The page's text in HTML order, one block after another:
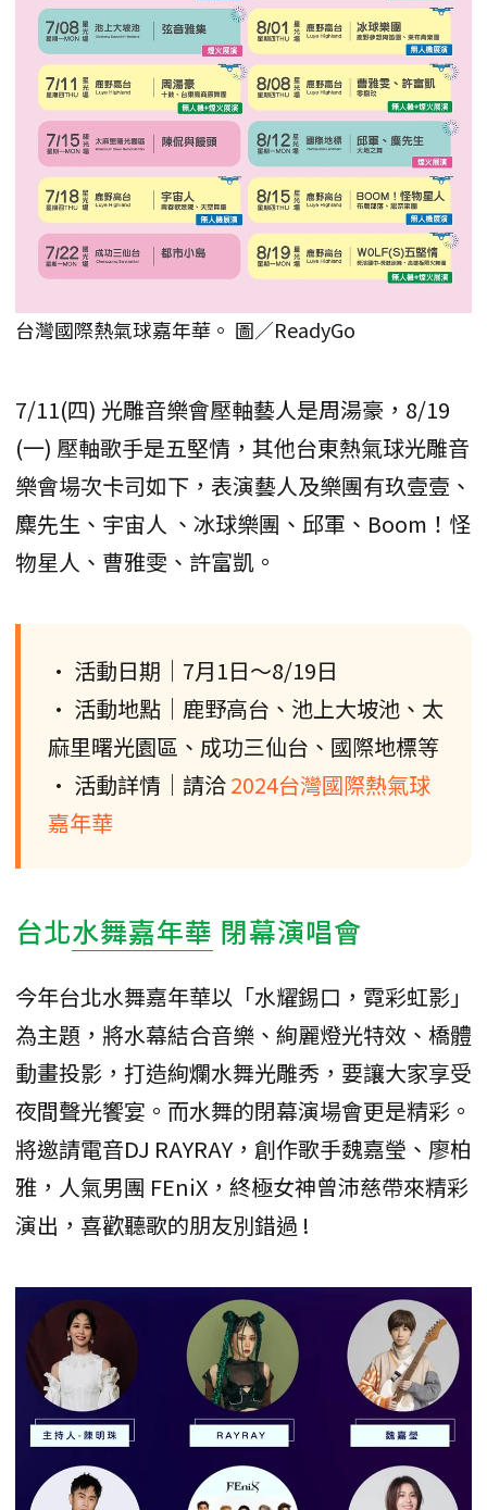
台灣國際熱氣球嘉年華。 圖／ReadyGo
7/11(四) 光雕音樂會壓軸藝人是周湯豪，8/19
(一) 壓軸歌手是五堅情，其他台東熱氣球光雕音
樂會場次卡司如下，表演藝人及樂團有玖壹壹、​
麋先生、宇宙人 、冰球樂團、邱軍、Boom！怪
物星人、曹雅雯、許富凱。
• 活動日期｜7月1日～8/19日
• 活動地點｜鹿野高台、池上大坡池、太
麻里曙光園區、成功三仙台、國際地標等
• 活動詳情｜請洽2024台灣國際熱氣球
嘉年華
台北水舞嘉年華 閉幕演唱會
今年台北水舞嘉年華以「水耀錫口，霓彩虹影」
為主題，將水幕結合音樂、絢麗燈光特效、橋體
動畫投影，打造絢爛水舞光雕秀，要讓大家享受
夜間聲光饗宴。而水舞的閉幕演場會更是精彩。
將邀請電音DJ RAYRAY，創作歌手魏嘉瑩、廖柏
雅，人氣男團 FEniX，終極女神曾沛慈帶來精彩
演出，喜歡聽歌的朋友別錯過 !